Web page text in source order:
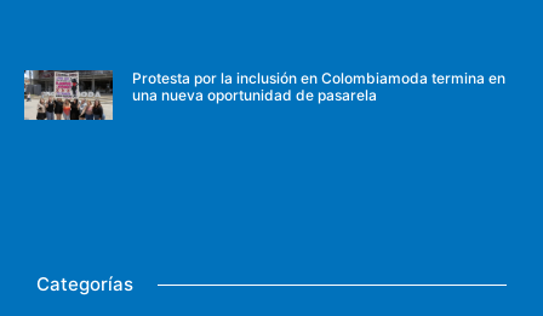
Protesta por la inclusión en Colombiamoda termina en
una nueva oportunidad de pasarela
Categorías